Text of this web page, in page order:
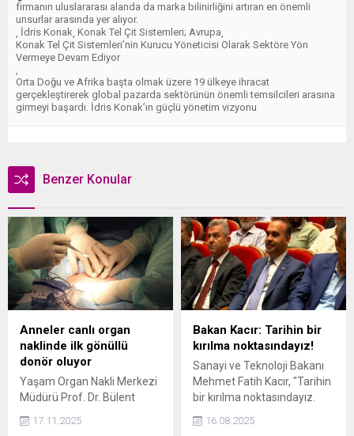
firmanın uluslararası alanda da marka bilinirliğini artıran en önemli
unsurlar arasında yer alıyor.
, İdris Konak, Konak Tel Çit Sistemleri; Avrupa,
Konak Tel Çit Sistemleri’nin Kurucu Yöneticisi Olarak Sektöre Yön
Vermeye Devam Ediyor
,
Orta Doğu ve Afrika başta olmak üzere 19 ülkeye ihracat
gerçekleştirerek global pazarda sektörünün önemli temsilcileri arasına
girmeyi başardı. İdris Konak’ın güçlü yönetim vizyonu
Benzer Konular
Anneler canlı organ
naklinde ilk gönüllü
donör oluyor
Yaşam Organ Nakli Merkezi
Müdürü Prof. Dr. Bülent
için 'İki böbreğimi de alın'
17.11.2025
Bakan Kacır: Tarihin bir
kırılma noktasındayız!
Sanayi ve Teknoloji Bakanı
Mehmet Fatih Kacır, "Tarihin
bir kırılma noktasındayız.
zannettiğimiz, var
16.08.2025